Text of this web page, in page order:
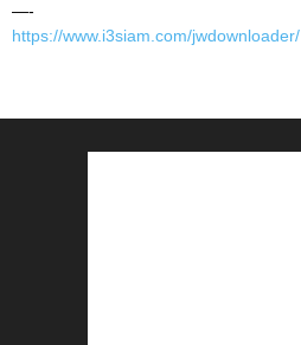
—-
https://www.i3siam.com/jwdownloader/